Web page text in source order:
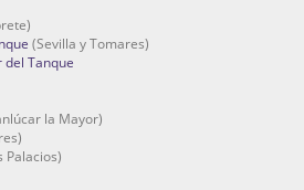
(Sevilla y Tomares)
del Tanque
la Mayor)
Palacios)